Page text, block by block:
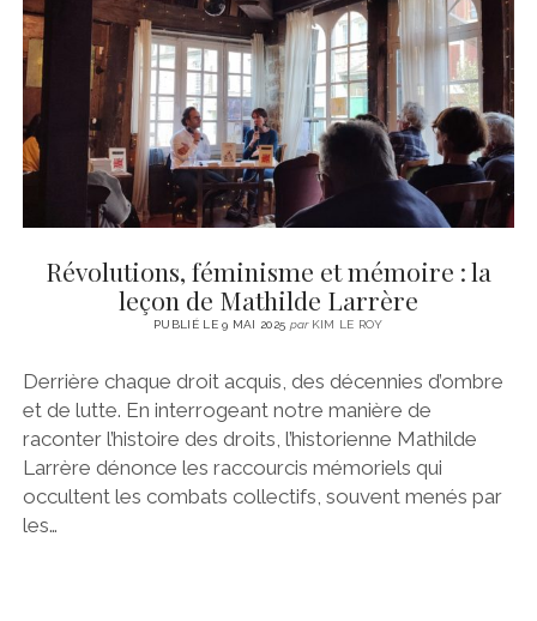
Révolutions, féminisme et mémoire : la
leçon de Mathilde Larrère
PUBLIÉ LE 9 MAI 2025 parKIM LE ROY
Derrière chaque droit acquis, des décennies d’ombre
et de lutte. En interrogeant notre manière de
raconter l’histoire des droits, l’historienne Mathilde
Larrère dénonce les raccourcis mémoriels qui
occultent les combats collectifs, souvent menés par
les…